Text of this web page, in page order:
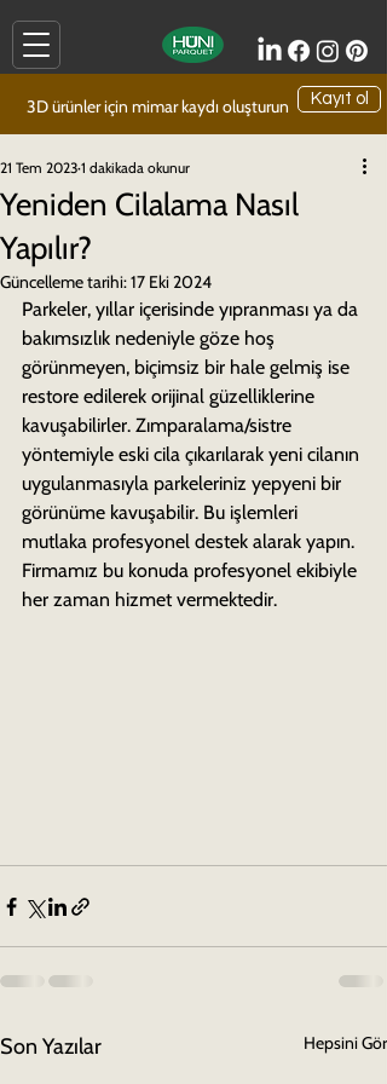
3D ürünler için mimar kaydı oluşturun Kayıt ol
Yeniden Cilalama Nasıl
Yapılır?
21 Tem 2023 1 dakikada okunur
Güncelleme tarihi:17 Eki 2024
Parkeler, yıllar içerisinde yıpranması ya da
bakımsızlık nedeniyle göze hoş
görünmeyen, biçimsiz bir hale gelmiş ise
restore edilerek orijinal güzelliklerine
kavuşabilirler. Zımparalama/sistre
yöntemiyle eski cila çıkarılarak yeni cilanın
uygulanmasıyla parkeleriniz yepyeni bir
görünüme kavuşabilir. Bu işlemleri
mutlaka profesyonel destek alarak yapın.
Firmamız bu konuda profesyonel ekibiyle
her zaman hizmet vermektedir.
Son Yazılar Hepsini Gör